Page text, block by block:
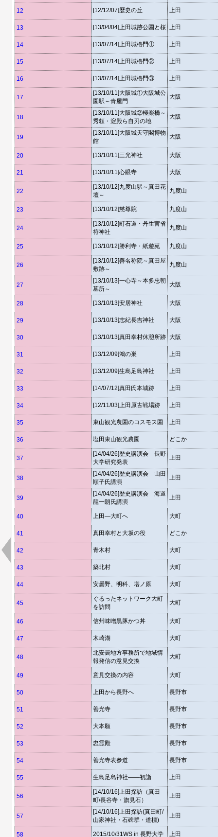
12 [12/12/07]歴史の丘 上田
13 [13/04/04]上田城跡公園と桜 上田
14 [13/07/14]上田城櫓門① 上田
15 [13/07/14]上田城櫓門② 上田
16 [13/07/14]上田城櫓門③ 上田
17
[13/10/11]大阪城①大阪城公
園駅～青屋門
大阪
18
[13/10/11]大阪城②極楽橋～
秀頼・淀殿ら自刃の地
大阪
19
[13/10/11]大阪城天守閣博物
館
大阪
20 [13/10/11]三光神社 大阪
21 [13/10/11]心眼寺 大阪
22
[13/10/12]九度山駅～真田花
壇～
九度山
23 [13/10/12]慈尊院 九度山
24
[13/10/12]町石道・丹生官省
符神社
九度山
25 [13/10/12]勝利寺・紙遊苑 九度山
26
[13/10/12]善名称院～真田屋
敷跡～
九度山
27
[13/10/13]一心寺～本多忠朝
墓所～
大阪
28 [13/10/13]安居神社 大阪
29 [13/10/13]志紀長吉神社 大阪
30 [13/10/13]真田幸村休憩所跡 大阪
31 [13/12/09]鴻の巣 上田
32 [13/12/09]生島足島神社 上田
33 [14/07/12]真田氏本城跡 上田
34 [12/11/03]上田原古戦場跡 上田
35 東山観光農園のコスモス園 上田
36 塩田東山観光農園 どこか
37
[14/04/26]歴史講演会 長野
大学研究発表
上田
38
[14/04/26]歴史講演会 山田
順子氏講演
上田
39
[14/04/26]歴史講演会 海道
龍一朗氏講演
上田
40 上田―大町へ 大町
41 真田幸村と大坂の役 どこか
42 青木村 大町
43 築北村 大町
44 安曇野、明科、塔ノ原 大町
45
ぐるったネットワーク大町
を訪問
大町
46 信州味噌黒豚かつ丼 大町
47 木崎湖 大町
48
北安曇地方事務所で地域情
報発信の意見交換
大町
49 意見交換の内容 大町
50 上田から長野へ 長野市
51 善光寺 長野市
52 大本願 長野市
53 忠霊殿 長野市
54 善光寺表参道 長野市
55 生島足島神社――初詣 上田
56
[14/10/16]上田探訪（真田
町/長谷寺・旗見石）
上田
57
[14/10/16]上田探訪(真田町/
山家神社・石碑群・道標)
上田
58 2015/10/31WS in 長野大学 上田